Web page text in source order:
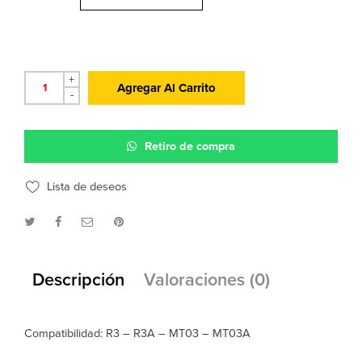
+
-
Agregar Al Carrito
Retiro de compra
Lista de deseos
Descripción Valoraciones (0)
Compatibilidad: R3 – R3A – MT03 – MT03A